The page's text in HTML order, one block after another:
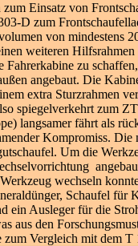
Einsatz von
D zum
von mindestens
weiteren Hilfsrahmen
Fahrerkabine zu
angebaut. Die
extra Sturzrahmen
spiegelverkehrt zum
langsamer fährt als
Kompromiss. Die
Um die
wechseln
Schaufel für
ein Ausleger für die
aus den
zum Vergleich mit dem